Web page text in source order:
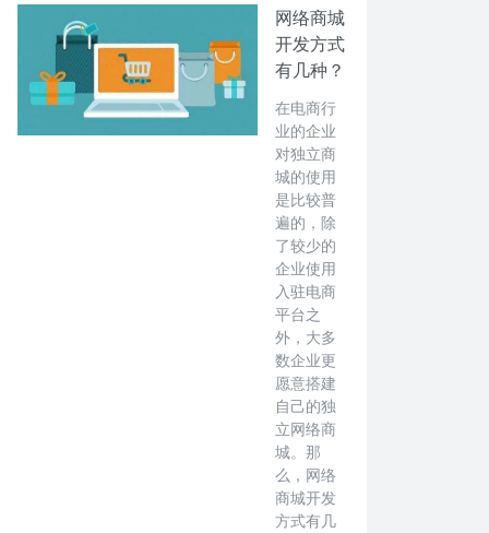
网络商城
开发方式
有几种？
在电商行
业的企业
对独立商
城的使用
是比较普
遍的，除
了较少的
企业使用
入驻电商
平台之
外，大多
数企业更
愿意搭建
自己的独
立网络商
城。那
么，网络
商城开发
方式有几